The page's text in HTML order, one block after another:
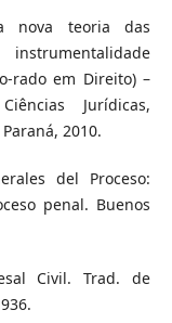
nova teoria das
rado em Direito) –
Jurídicas,
2010.
del Proceso:
penal. Buenos
Civil. Trad. de